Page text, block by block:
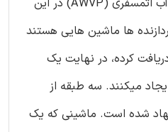
ها ماشین هایی هستند
کرده، در نهایت یک
میکنند. سه طبقه از
شده است. ماشینی که یک